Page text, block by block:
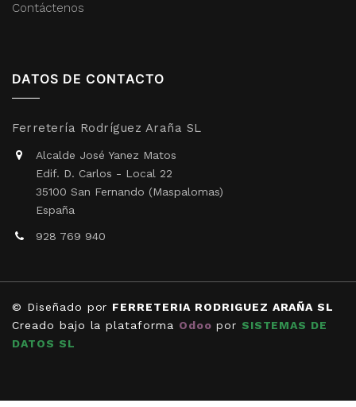
Contáctenos
DATOS DE CONTACTO
Ferretería Rodríguez Araña SL
Alcalde José Yanez Matos
Edif. D. Carlos - Local 22
35100 San Fernando (Maspalomas)
España
928 769 940
© Diseñado por FERRETERIA RODRIGUEZ ARAÑA SL
Creado bajo la plataforma Odoo por SISTEMAS DE
DATOS SL